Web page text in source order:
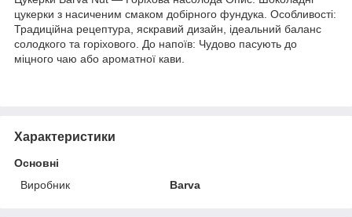
цукерки з насиченим смаком добірного фундука. Особливості:
Традиційна рецептура, яскравий дизайн, ідеальний баланс
солодкого та горіхового. До напоїв: Чудово пасують до
міцного чаю або ароматної кави.
Характеристики
Основні
Виробник
Barva